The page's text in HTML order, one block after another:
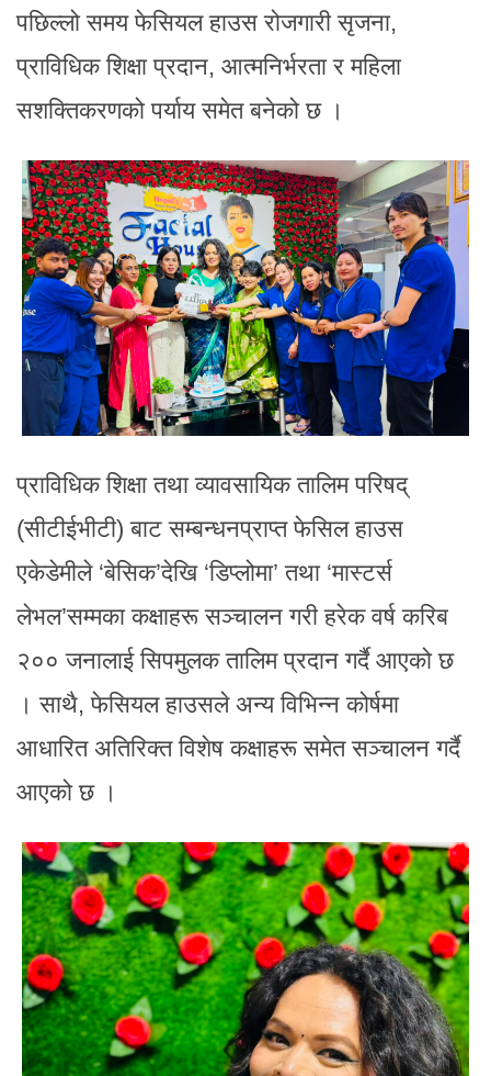
पछिल्लो समय फेसियल हाउस रोजगारी सृजना,
प्राविधिक शिक्षा प्रदान, आत्मनिर्भरता र महिला
सशक्तिकरणको पर्याय समेत बनेको छ ।
प्राविधिक शिक्षा तथा व्यावसायिक तालिम परिषद्
(सीटीईभीटी) बाट सम्बन्धनप्राप्त फेसिल हाउस
एकेडेमीले ‘बेसिक’देखि ‘डिप्लोमा’ तथा ‘मास्टर्स
लेभल’सम्मका कक्षाहरू सञ्चालन गरी हरेक वर्ष करिब
२०० जनालाई सिपमुलक तालिम प्रदान गर्दै आएको छ
। साथै, फेसियल हाउसले अन्य विभिन्न कोर्षमा
आधारित अतिरिक्त विशेष कक्षाहरू समेत सञ्चालन गर्दै
आएको छ ।